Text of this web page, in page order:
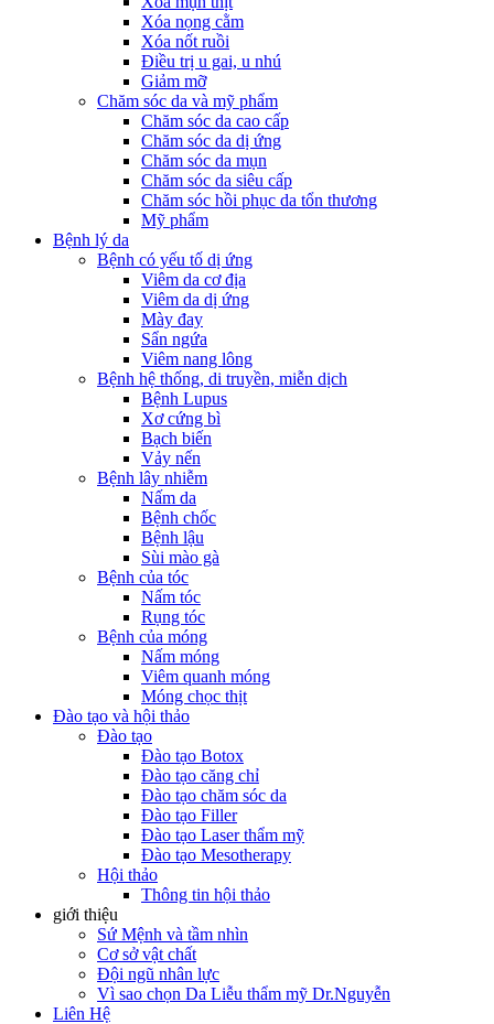
Xóa nọng cằm
Xóa nốt ruồi
Điều trị u gai, u nhú
Giảm mỡ
Chăm sóc da và mỹ phẩm
Chăm sóc da cao cấp
Chăm sóc da dị ứng
Chăm sóc da mụn
Chăm sóc da siêu cấp
Chăm sóc hồi phục da tổn thương
Mỹ phẩm
Bệnh lý da
Bệnh có yếu tố dị ứng
Viêm da cơ địa
Viêm da dị ứng
Mày đay
Sẩn ngứa
Viêm nang lông
Bệnh hệ thống, di truyền, miễn dịch
Bệnh Lupus
Xơ cứng bì
Bạch biến
Vảy nến
Bệnh lây nhiễm
Nấm da
Bệnh chốc
Bệnh lậu
Sùi mào gà
Bệnh của tóc
Nấm tóc
Rụng tóc
Bệnh của móng
Nấm móng
Viêm quanh móng
Móng chọc thịt
Đào tạo và hội thảo
Đào tạo
Đào tạo Botox
Đào tạo căng chỉ
Đào tạo chăm sóc da
Đào tạo Filler
Đào tạo Laser thẩm mỹ
Đào tạo Mesotherapy
Hội thảo
Thông tin hội thảo
giới thiệu
Sứ Mệnh và tầm nhìn
Cơ sở vật chất
Đội ngũ nhân lực
Vì sao chọn Da Liễu thẩm mỹ Dr.Nguyễn
Liên Hệ